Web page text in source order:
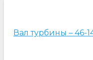
Вал турбины – 46-